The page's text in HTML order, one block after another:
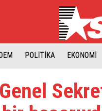
POLİTİKA EKONOMİ